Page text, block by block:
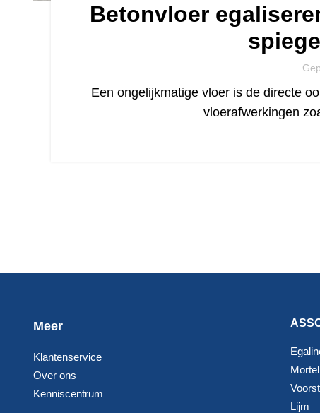
Betonvloer
Een ongelijkmatige vloer is de directe
vloerafwerkingen
Meer
Klantenservice
Over ons
Kenniscentrum
Mortel
Lijm